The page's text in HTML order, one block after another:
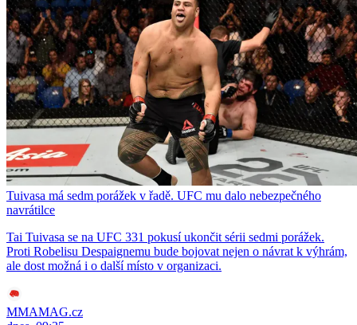
Tuivasa má sedm porážek v řadě. UFC mu dalo nebezpečného
navrátilce
Tai Tuivasa se na UFC 331 pokusí ukončit sérii sedmi porážek.
Proti Robelisu Despaignemu bude bojovat nejen o návrat k výhrám,
ale dost možná i o další místo v organizaci.
MMAMAG.cz